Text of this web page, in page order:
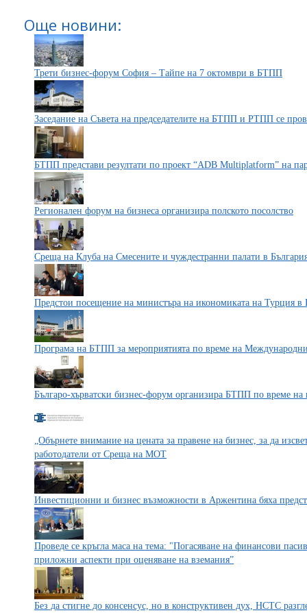
Още новини:
Трети бизнес-форум София – Тайпе на 7 октомври в БТПП
Заседание на Съвета на председателите на БТПП и РТПП се
БТПП представи резултати по проект “ADB Multiplatform” на
Регионален форум на бизнеса организира полското посолство
Среща на Клуба на Смесените и чуждестранни палати в
Предстои посещение на министъра на икономиката на Турция в
Програма на БТПП за мероприятията по време на
Българо-хърватски бизнес-форум организира БТПП по време на
„Обърнете внимание на цената за правене на бизнес, за да
работодатели от Среща на МОТ
Инвестиционни и бизнес възможности в Аржентина бяха
Проведе се кръгла маса на тема: "Погасяване на финансови
приложни аспекти при оценяване на вземания”
Без да стигне до консенсус, но в конструктивен дух, НСТС